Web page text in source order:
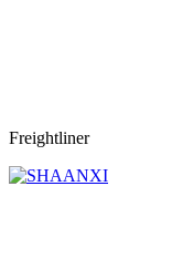
Freightliner